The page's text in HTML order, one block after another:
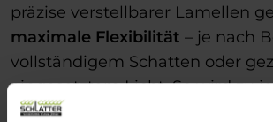
präzise verstellbarer Lamellen
maximale Flexibilität – je nach
vollständigem Schatten oder
eingesetztem Licht. So wird zu
ein Ambiente geschaffen, das in